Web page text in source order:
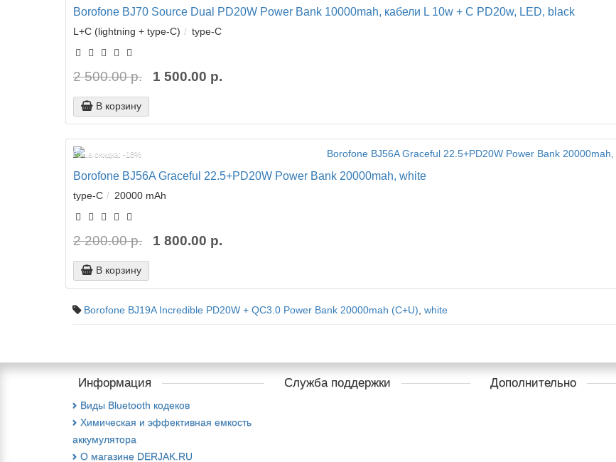
Borofone BJ70 Source Dual PD20W Power Bank 10000mah, кабели L 10w + C PD20w, LED, black
L+C (lightning + type-C) type-C
2 500.00 р. 1 500.00 р.
В корзину
Ваша скидка: -18%
Borofone BJ56A Graceful 22.5+PD20W Power Bank 20000mah, white
type-C 20000 mAh
2 200.00 р. 1 800.00 р.
В корзину
Borofone BJ19A Incredible PD20W + QC3.0 Power Bank 20000mah (C+U) white
Информация
Виды Bluetooth кодеков
Химическая и эффективная емкость
аккумулятора
О магазине DERJAK.RU
Служба поддержки Дополнительно